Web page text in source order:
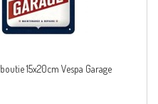
15x20cm Vespa Garage